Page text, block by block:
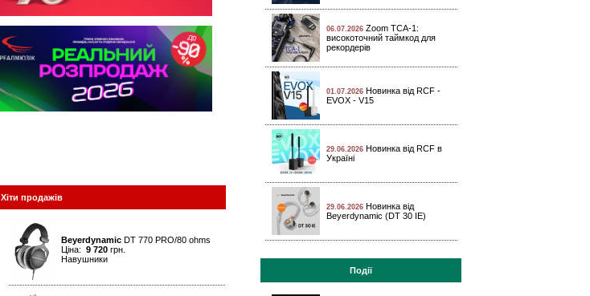
Хіти продажів
Beyerdynamic DT 770 PRO/80 ohms
Ціна: 9 720 грн.
Навушники
06.07.2026 Zoom TCA-1:
високоточний таймкод для
рекордерів
01.07.2026 Новинка від RCF -
EVOX - V15
29.06.2026 Новинка від RCF в
Україні
29.06.2026 Новинка від
Beyerdynamic (DT 30 IE)
Події